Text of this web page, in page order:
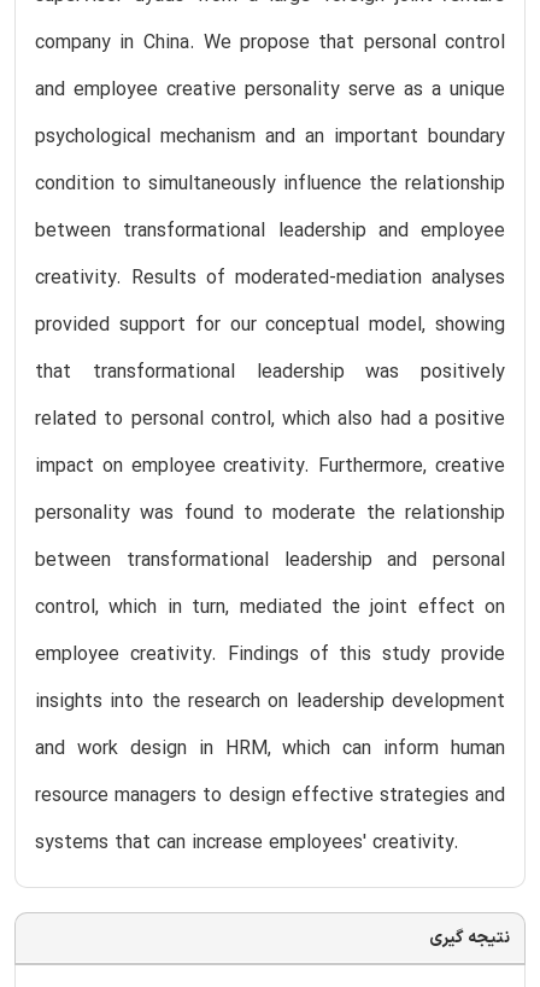
company in China. We propose that personal control
and employee creative personality serve as a unique
psychological mechanism and an important boundary
condition to simultaneously influence the relationship
between transformational leadership and employee
creativity. Results of moderated-mediation analyses
provided support for our conceptual model, showing
that transformational leadership was positively
related to personal control, which also had a positive
impact on employee creativity. Furthermore, creative
personality was found to moderate the relationship
between transformational leadership and personal
control, which in turn, mediated the joint effect on
employee creativity. Findings of this study provide
insights into the research on leadership development
and work design in HRM, which can inform human
resource managers to design effective strategies and
systems that can increase employees' creativity.
نتیجه گیری